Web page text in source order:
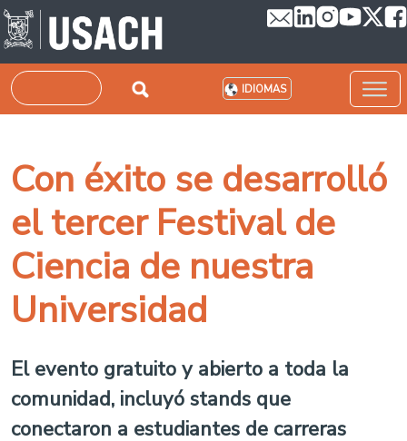
Pasar al contenido principal
Buscar IDIOMAS
Con éxito se desarrolló
el tercer Festival de
Ciencia de nuestra
Universidad
El evento gratuito y abierto a toda la
comunidad, incluyó stands que
conectaron a estudiantes de carreras